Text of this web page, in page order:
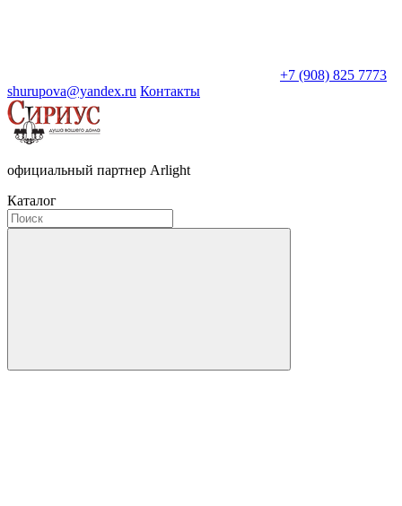
+7 (908) 825 7773
shurupova@yandex.ru Контакты
официальный партнер Arlight
Каталог